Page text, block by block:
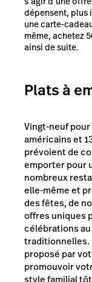
dépensent, plus
une carte-
même, achetez
ainsi de suite.
Plats à
Vingt-neuf
américains et
prévoient de
emporter pour
nombreux
elle-même et
des fêtes, de
offres uniques
célébrations
traditionnelles.
proposé par
promouvoir
style familial